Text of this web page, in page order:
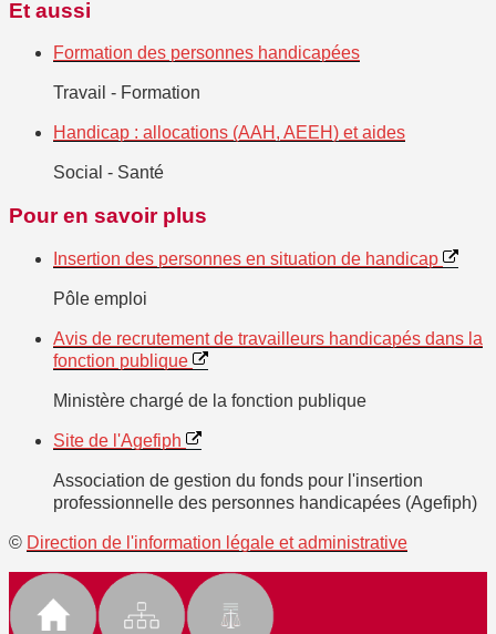
Et aussi
Formation des personnes handicapées
Travail - Formation
Handicap : allocations (AAH, AEEH) et aides
Social - Santé
Pour en savoir plus
Insertion des personnes en situation de handicap
Pôle emploi
Avis de recrutement de travailleurs handicapés dans la
fonction publique
Ministère chargé de la fonction publique
Site de l'Agefiph
Association de gestion du fonds pour l'insertion
professionnelle des personnes handicapées (Agefiph)
© Direction de l'information légale et administrative